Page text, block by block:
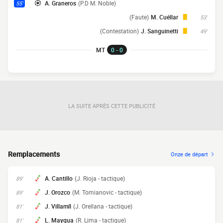
55' A. Graneros (P.D M. Noble)
53'
M. Cuéllar
(Faute)
49'
J. Sanguinetti
(Contestation)
MT 0 - 0
LA SUITE APRÈS CETTE PUBLICITÉ
Remplacements Onze de départ
89' A. Cantillo (J. Rioja - tactique)
89' J. Orozco (M. Tomianovic - tactique)
81' J. Villamíl (J. Orellana - tactique)
81' L. Maygua (R. Lima - tactique)